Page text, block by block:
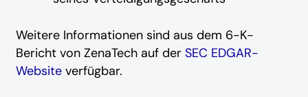
Weitere Informationen sind aus dem 6-K-
Bericht von ZenaTech auf der SEC EDGAR-
Websiteverfügbar.